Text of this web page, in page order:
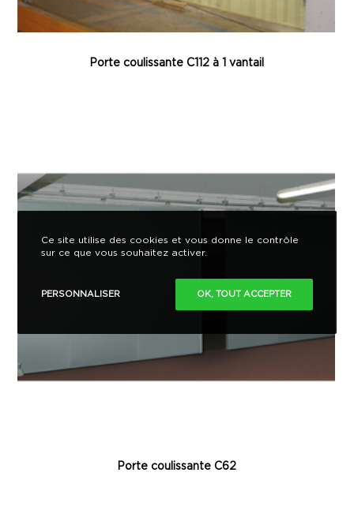
Porte coulissante C112 à 1 vantail
Porte coulissante C62
Ce site utilise des cookies et vous donne le contrôle
sur ce que vous souhaitez activer.
PERSONNALISER OK, TOUT ACCEPTER